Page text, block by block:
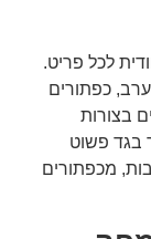
לכל פריט.
ערב, כפתורים
בצורות
בגד פשוט
מכפתורים